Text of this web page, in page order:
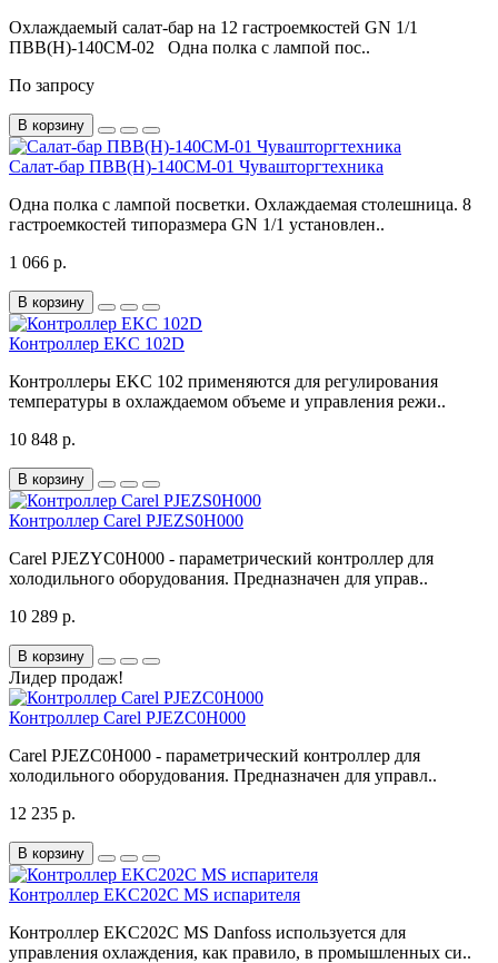
Охлаждаемый салат-бар на 12 гастроемкостей GN 1/1
ПВВ(Н)-140СМ-02 Одна полка с лампой пос..
По запросу
В корзину
Салат-бар ПВВ(Н)-140СМ-01 Чувашторгтехника
Одна полка с лампой посветки. Охлаждаемая столешница. 8
гастроемкостей типоразмера GN 1/1 установлен..
1 066 р.
В корзину
Контроллер EKC 102D
Контроллеры EKC 102 применяются для регулирования
температуры в охлаждаемом объеме и управления режи..
10 848 р.
В корзину
Контроллер Carel PJEZS0H000
Carel PJEZYC0H000 - параметрический контроллер для
холодильного оборудования. Предназначен для управ..
10 289 р.
В корзину
Лидер продаж!
Контроллер Carel PJEZC0H000
Carel PJEZC0H000 - параметрический контроллер для
холодильного оборудования. Предназначен для управл..
12 235 р.
В корзину
Контроллер EKC202C MS испарителя
Контроллер EKC202C MS Danfoss используется для
управления охлаждения, как правило, в промышленных си..